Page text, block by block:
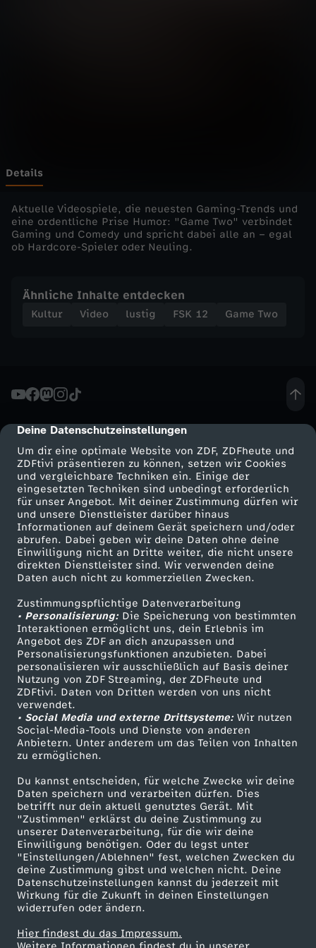
cmp-dialog-description
Deine Datenschutzeinstellungen
Um dir eine optimale Website von ZDF, ZDFheute und
ZDFtivi präsentieren zu können, setzen wir Cookies
und vergleichbare Techniken ein. Einige der
eingesetzten Techniken sind unbedingt erforderlich
für unser Angebot. Mit deiner Zustimmung dürfen wir
und unsere Dienstleister darüber hinaus
Informationen auf deinem Gerät speichern und/oder
abrufen. Dabei geben wir deine Daten ohne deine
Einwilligung nicht an Dritte weiter, die nicht unsere
direkten Dienstleister sind. Wir verwenden deine
Daten auch nicht zu kommerziellen Zwecken.
Zustimmungspflichtige Datenverarbeitung
• Personalisierung:Die Speicherung von bestimmten
Interaktionen ermöglicht uns, dein Erlebnis im
Angebot des ZDF an dich anzupassen und
Personalisierungsfunktionen anzubieten. Dabei
personalisieren wir ausschließlich auf Basis deiner
Nutzung von ZDF Streaming, der ZDFheute und
ZDFtivi. Daten von Dritten werden von uns nicht
verwendet.
• Social Media und externe Drittsysteme:Wir nutzen
Social-Media-Tools und Dienste von anderen
Anbietern. Unter anderem um das Teilen von Inhalten
zu ermöglichen.
Du kannst entscheiden, für welche Zwecke wir deine
Daten speichern und verarbeiten dürfen. Dies
betrifft nur dein aktuell genutztes Gerät. Mit
"Zustimmen" erklärst du deine Zustimmung zu
unserer Datenverarbeitung, für die wir deine
Einwilligung benötigen. Oder du legst unter
"Einstellungen/Ablehnen" fest, welchen Zwecken du
deine Zustimmung gibst und welchen nicht. Deine
Datenschutzeinstellungen kannst du jederzeit mit
Wirkung für die Zukunft in deinen Einstellungen
widerrufen oder ändern.
Hier findest du das Impressum.
T
w
o
3
1
Details
Aktuelle Videospiele, die neuesten Gaming-Trends und
eine ordentliche Prise Humor: "Game Two" verbindet
Gaming und Comedy und spricht dabei alle an – egal
ob Hardcore-Spieler oder Neuling.
Ähnliche Inhalte entdecken
Kultur Video lustig FSK 12 Game Two
Mehr ZDF
ZDF-Apps
Smart TV
ZDFtext
Livestreams
Sendungen A-Z
TV-Programm
Service
ZDFmitreden
Kontakt zum ZDF
Tickets
Zuschauerservice
Hilfe
ZDF Unternehmen
Karriere
ZDF goes Schule
Werbefernsehen
Mainzelmännchen
Partner